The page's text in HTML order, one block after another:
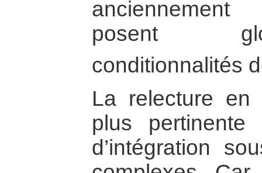
posent
conditionnalités
La relecture en
plus
d’intégration